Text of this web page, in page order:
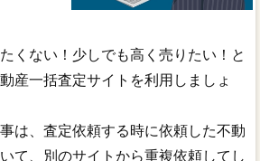
くない！少しでも高く売りたい！と
産一括査定サイトを利用しましょ
は、査定依頼する時に依頼した不動
て、別のサイトから重複依頼してし